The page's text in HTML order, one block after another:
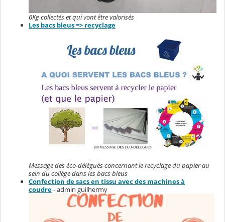
6Kg collectés et qui vont être valorisés
Les bacs bleus => recyclage
Message des éco-déléguès concernant le recyclage du papier au
sein du collège dans les bacs bleus
Confection de sacs en tissu avec des machines à
coudre- admin guilhermy